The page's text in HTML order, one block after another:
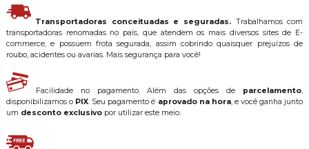
Transportadoras conceituadas e seguradas. Trabalhamos com
transportadoras renomadas no país, que atendem os mais diversos sites de E-
commerce, e possuem frota segurada, assim cobrindo quaisquer prejuízos de
roubo, acidentes ou avarias. Mais segurança para você!
Facilidade no pagamento. Além das opções de parcelamento,
disponibilizamos o PIX. Seu pagamento é aprovado na hora, e você ganha junto
um desconto exclusivopor utilizar este meio.